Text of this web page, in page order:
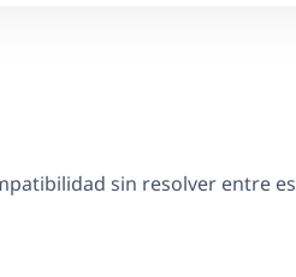
sin resolver entre